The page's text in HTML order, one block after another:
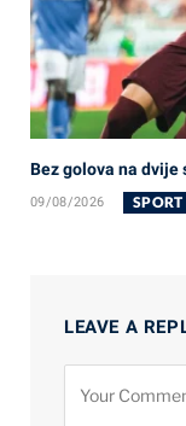
Bez golova na dvije
09/08/2026 SPORT
LEAVE A